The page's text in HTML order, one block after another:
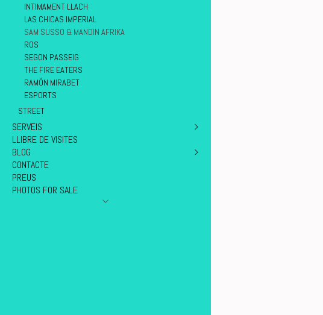
ESTHER
NANO
SILVINHA
INTIMAMENT LLACH
LAS CHICAS IMPERIAL
SAM SUSSO & MANDIN AFRIKA
ROS
SEGON PASSEIG
THE FIRE EATERS
RAMÓN MIRABET
ESPORTS
STREET
SERVEIS
SOBRE MI
FINE ART
ESTUDI I EXTERIORS
ESDEVENIMENTS
BODES
LLIBRE DE VISITES
BLOG
GENERAL
BENVINGUTS
NOVETATS
CONTACTE
PREUS
PHOTOS FOR SALE